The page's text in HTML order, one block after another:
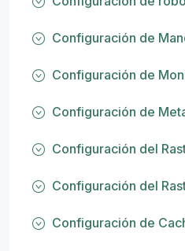
Configuración de
Configuración de
Configuración de
Configuración del
Configuración del
Configuración de